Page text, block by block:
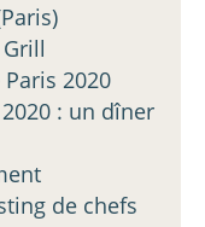
2020
: un dîner
de chefs